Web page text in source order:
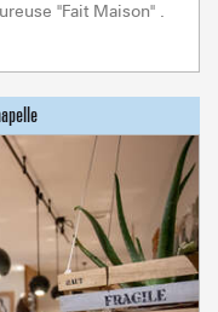
"Fait Maison" .